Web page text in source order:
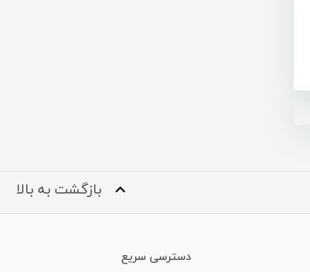
بازگشت به بالا
دسترسی سریع